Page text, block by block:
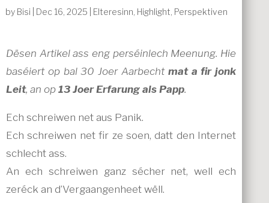
by Bisi Dec 16, 2025 Elteresinn Highlight Perspektiven
Dësen Artikel ass eng perséinlech Meenung. Hie
baséiert op bal 30 Joer Aarbecht mat a fir jonk
Leit, an op 13 Joer Erfarung als Papp.
Ech schreiwen net aus Panik.
Ech schreiwen net fir ze soen, datt den Internet
schlecht ass.
An ech schreiwen ganz sécher net, well ech
zeréck an d’Vergaangenheet wëll.